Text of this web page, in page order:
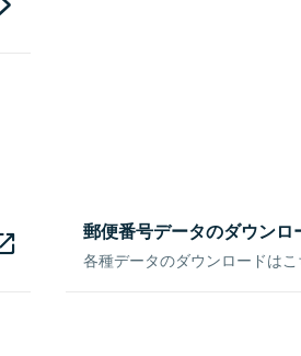
郵便番号データのダウンロ
各種データのダウンロードは